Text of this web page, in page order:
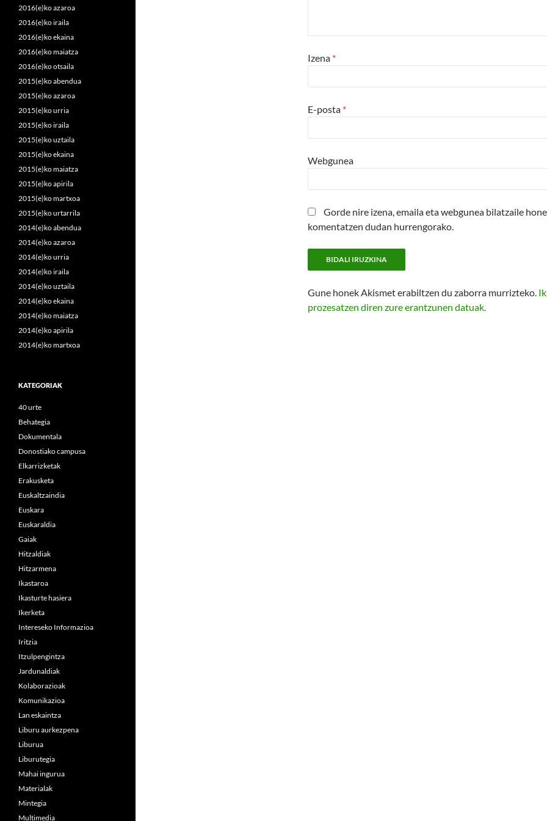
Izena *
E-posta *
Webgunea
Gorde nire izena, emaila eta webgunea bilatzaile
komentatzen dudan hurrengorako.
Gune honek Akismet erabiltzen du zaborra murrizteko.
prozesatzen diren zure erantzunen datuak.
2016(e)ko azaroa
2016(e)ko iraila
2016(e)ko ekaina
2016(e)ko maiatza
2016(e)ko otsaila
2015(e)ko abendua
2015(e)ko azaroa
2015(e)ko urria
2015(e)ko iraila
2015(e)ko uztaila
2015(e)ko ekaina
2015(e)ko maiatza
2015(e)ko apirila
2015(e)ko martxoa
2015(e)ko urtarrila
2014(e)ko abendua
2014(e)ko azaroa
2014(e)ko urria
2014(e)ko iraila
2014(e)ko uztaila
2014(e)ko ekaina
2014(e)ko maiatza
2014(e)ko apirila
2014(e)ko martxoa
KATEGORIAK
40 urte
Behategia
Dokumentala
Donostiako campusa
Elkarrizketak
Erakusketa
Euskaltzaindia
Euskara
Euskaraldia
Gaiak
Hitzaldiak
Hitzarmena
Ikastaroa
Ikasturte hasiera
Ikerketa
Intereseko Informazioa
Iritzia
Itzulpengintza
Jardunaldiak
Kolaborazioak
Komunikazioa
Lan eskaintza
Liburu aurkezpena
Liburua
Liburutegia
Mahai ingurua
Materialak
Mintegia
Multimedia